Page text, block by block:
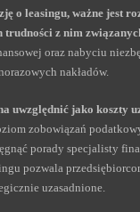
o leasingu, ważne jest
z nim
oraz nabyciu
nakładów.
uwzględnić jako koszty
zobowiązań
porady specjalisty
pozwala
uzasadnione.